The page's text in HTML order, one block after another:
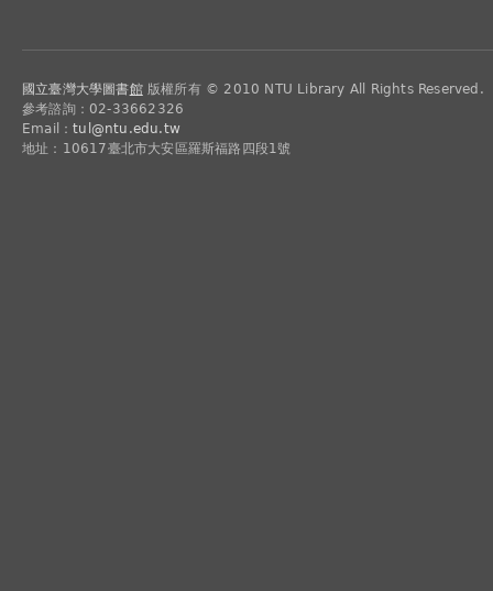
國立臺灣大學圖書館版權所有 © 2010 NTU Library All Rights Reserved.
參考諮詢：02-33662326
Email：tul@ntu.edu.tw
地址：10617臺北市大安區羅斯福路四段1號